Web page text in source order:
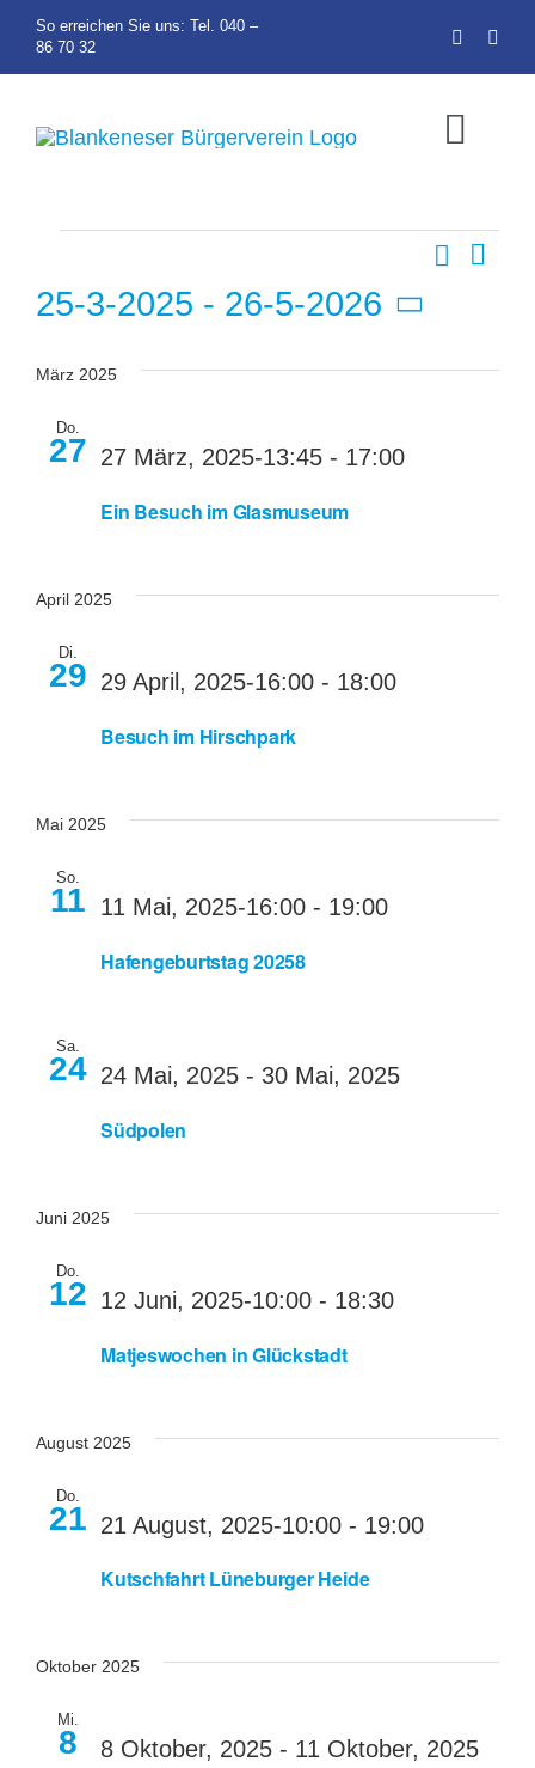
ZumSo erreichen Sie uns: Tel. 040 –
86 70 32
Home
Suche
Liste
25-3-2025 - 26-5-2026
wählen.
März 2025
Do.
27
Ein Besuch im Glasmuseum
27 März, 2025-13:45 - 17:00
April 2025
Di.
29
Besuch im Hirschpark
29 April, 2025-16:00 - 18:00
Mai 2025
So.
11
Hafengeburtstag 20258
11 Mai, 2025-16:00 - 19:00
Sa.
24
Südpolen
24 Mai, 2025 - 30 Mai, 2025
Juni 2025
Do.
12
Matjeswochen in Glückstadt
12 Juni, 2025-10:00 - 18:30
August 2025
Do.
21
Kutschfahrt Lüneburger Heide
21 August, 2025-10:00 - 19:00
Oktober 2025
Mi.
8 8 Oktober, 2025 - 11 Oktober, 2025